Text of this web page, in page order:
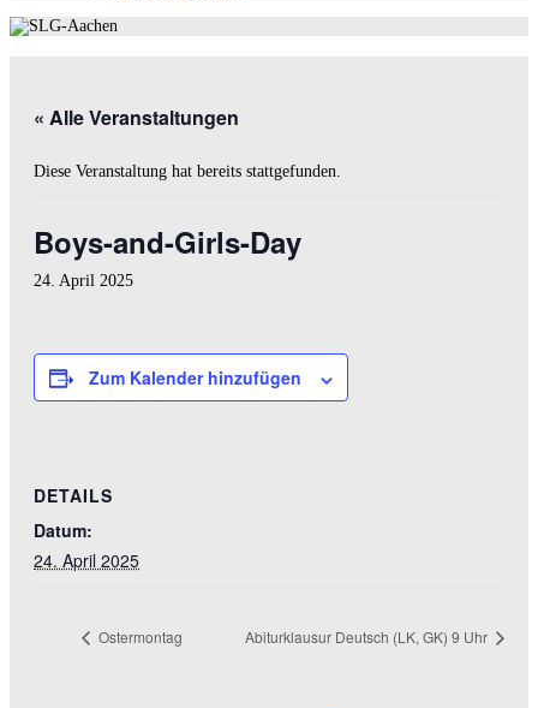
« Alle Veranstaltungen
Diese Veranstaltung hat bereits stattgefunden.
Boys-and-Girls-Day
24. April 2025
Zum Kalender hinzufügen
DETAILS
Datum:
24. April 2025
Ostermontag Abiturklausur Deutsch (LK, GK) 9 Uhr